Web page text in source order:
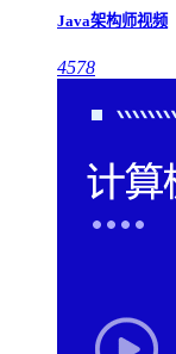
Java架构师视频
4578